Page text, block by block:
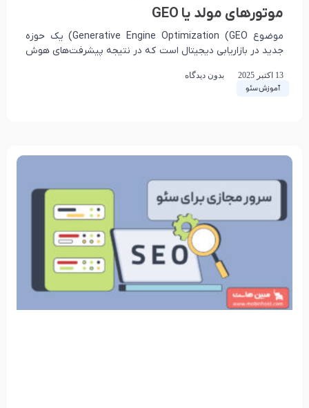
آموزش سئو
موتورهای مولد یا GEO
موضوع Generative Engine Optimization (GEO) یک حوزه
جدید در بازاریابی دیجیتال است که در نتیجه پیشرفت‌های هوش
13 اکتبر 2025 بدون دیدگاه